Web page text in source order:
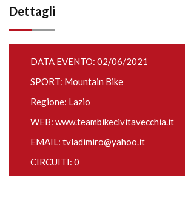
Dettagli
DATA EVENTO: 02/06/2021
SPORT: Mountain Bike
Regione: Lazio
WEB: www.teambikecivitavecchia.it
EMAIL: tvladimiro@yahoo.it
CIRCUITI: 0